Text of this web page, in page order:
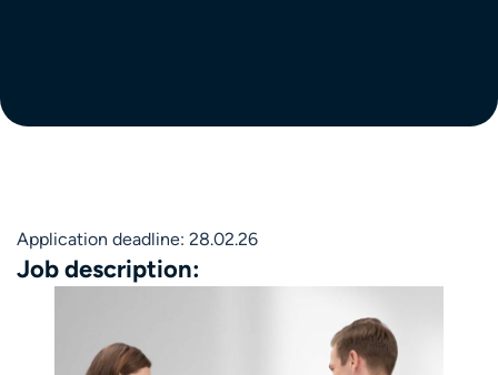
Application deadline: 28.02.26
Job description: